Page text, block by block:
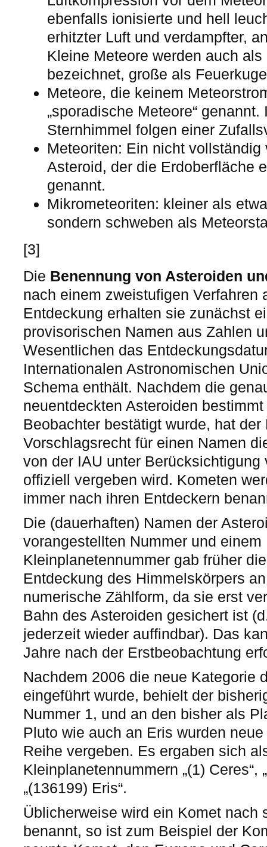
ebenfalls ionisierte und hell
erhitzter Luft und verdampfter,
Kleine Meteore werden auch
bezeichnet, große als
Meteore, die keinem
„sporadische Meteore“
Sternhimmel folgen einer
Meteoriten: Ein nicht
Asteroid, der die Erdoberfläche
genannt.
Mikrometeoriten: kleiner als
sondern schweben als
[3]
Die Benennung von Asteroiden
nach einem zweistufigen Verfahren
Entdeckung erhalten sie zunächst
provisorischen Namen aus Zahlen
Wesentlichen das
Internationalen Astronomischen
Schema enthält. Nachdem die
neuentdeckten Asteroiden
Beobachter bestätigt wurde, hat
Vorschlagsrecht für einen Namen
von der IAU unter
offiziell vergeben wird. Kometen
immer nach ihren Entdeckern
Die (dauerhaften) Namen der
vorangestellten Nummer und
Kleinplanetennummer gab früher
Entdeckung des Himmelskörpers
numerische Zählform, da sie erst
Bahn des Asteroiden gesichert ist
jederzeit wieder auffindbar). Das
Jahre nach der Erstbeobachtung
Nachdem 2006 die neue Kategorie
eingeführt wurde, behielt der
Nummer 1, und an den bisher als
Pluto wie auch an Eris wurden
Reihe vergeben. Es ergaben sich
Kleinplanetennummern „(1) Ceres“,
„(136199) Eris“.
Üblicherweise wird ein Komet nach
benannt, so ist zum Beispiel der